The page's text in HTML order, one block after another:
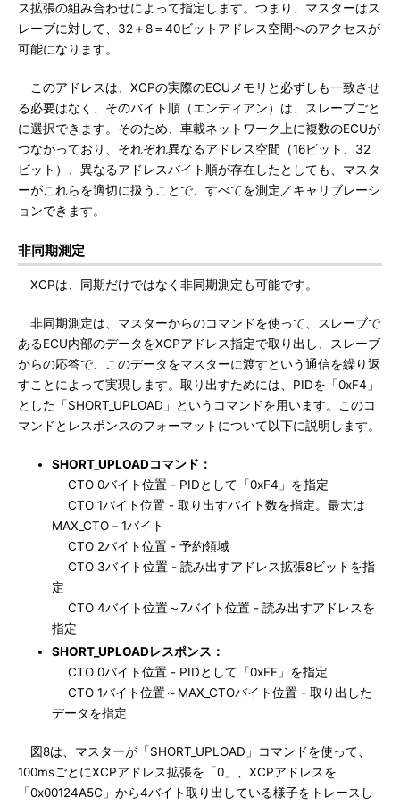
ス拡張の組み合わせによって指定します。つまり、マスターはス
レーブに対して、32＋8＝40ビットアドレス空間へのアクセスが
可能になります。
このアドレスは、XCPの実際のECUメモリと必ずしも一致させ
る必要はなく、そのバイト順（エンディアン）は、スレーブごと
に選択できます。そのため、車載ネットワーク上に複数のECUが
つながっており、それぞれ異なるアドレス空間（16ビット、32
ビット）、異なるアドレスバイト順が存在したとしても、マスタ
ーがこれらを適切に扱うことで、すべてを測定／キャリブレーシ
ョンできます。
非同期測定
XCPは、同期だけではなく非同期測定も可能です。
非同期測定は、マスターからのコマンドを使って、スレーブで
あるECU内部のデータをXCPアドレス指定で取り出し、スレーブ
からの応答で、このデータをマスターに渡すという通信を繰り返
すことによって実現します。取り出すためには、PIDを「0xF4」
とした「SHORT_UPLOAD」というコマンドを用います。このコ
マンドとレスポンスのフォーマットについて以下に説明します。
SHORT_UPLOADコマンド：
CTO 0バイト位置 - PIDとして「0xF4」を指定
CTO 1バイト位置 - 取り出すバイト数を指定。最大は
MAX_CTO－1バイト
CTO 2バイト位置 - 予約領域
CTO 3バイト位置 - 読み出すアドレス拡張8ビットを指
定
CTO 4バイト位置～7バイト位置 - 読み出すアドレスを
指定
SHORT_UPLOADレスポンス：
CTO 0バイト位置 - PIDとして「0xFF」を指定
CTO 1バイト位置～MAX_CTOバイト位置 - 取り出した
データを指定
図8は、マスターが「SHORT_UPLOAD」コマンドを使って、
100msごとにXCPアドレス拡張を「0」、XCPアドレスを
「0x00124A5C」から4バイト取り出している様子をトレースし